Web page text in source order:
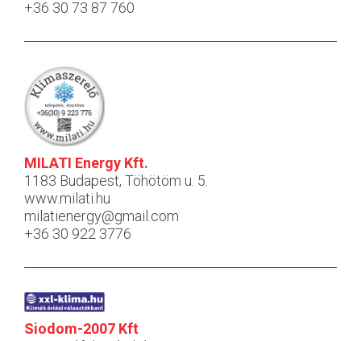
+36 30 73 87 760
MILATI Energy Kft.
1183 Budapest, Töhötöm u. 5.
www.milati.hu
milatienergy@gmail.com
+36 30 922 3776
Siodom-2007 Kft